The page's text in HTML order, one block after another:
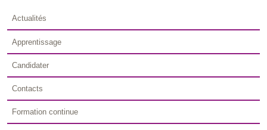
Actualités
Apprentissage
Candidater
Contacts
Formation continue